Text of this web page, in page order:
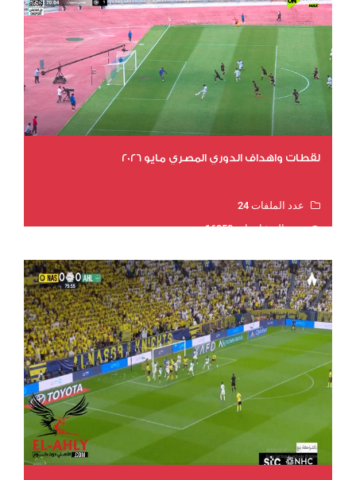
لقطات واهداف الدوري المصري مايو 2026
عدد الملفات 24
عدد المشاهدات 16050